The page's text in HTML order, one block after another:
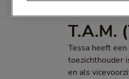
T.A.M.
Tessa heeft
toezichthouder
en als